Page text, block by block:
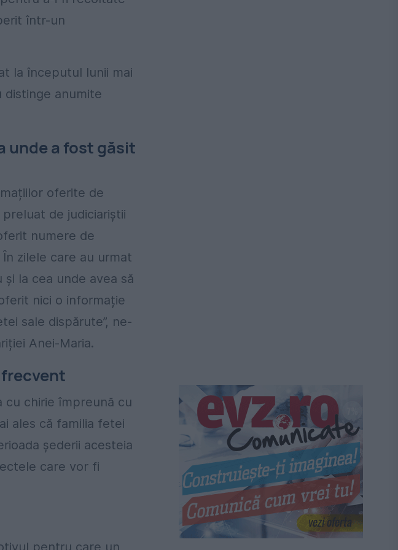
într-un
la începutul lunii mai
distinge anumite
unde a fost găsit
oferite de
de judiciariștii
numere de
zilele care au urmat
la cea unde avea să
nici o informație
sale dispărute”, ne-
Anei-Maria.
cu chirie împreună cu
ales că familia fetei
șederii acesteia
care vor fi